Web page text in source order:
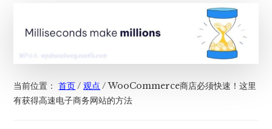
当前位置：首页/ 观点 /WooCommerce商店必须快速！这里
有获得高速电子商务网站的方法